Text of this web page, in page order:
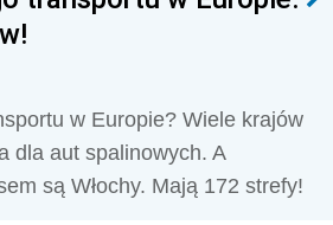
w Europie? Wiele krajów
dla aut spalinowych. A
są Włochy. Mają 172 strefy!